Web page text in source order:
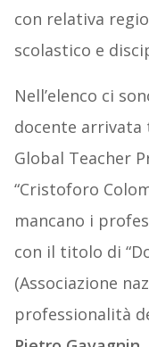
con relativa
scolastico e
Nell’elenco ci
docente arrivata
Global Teacher
“Cristoforo
mancano i
con il titolo di
(Associazione
professionalità